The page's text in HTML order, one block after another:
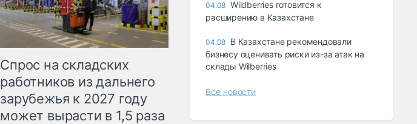
Спрос на складских
работников из дальнего
зарубежья к 2027 году
может вырасти в 1,5 раза
04.08 Wildberries готовится к
расширению в Казахстане
04.08 В Казахстане рекомендовали
бизнесу оценивать риски из-за атак на
склады Wilberries
Все новости